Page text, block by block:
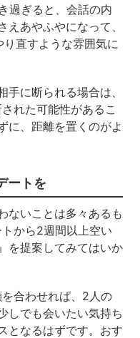
過ぎると、会話の内
あやふやになって、
直すような雰囲気に
に断られる場合は、
れた可能性があるこ
に、距離を置くのがよ
ートを
ないことは多々あるも
から2週間以上空い
を提案してみてはいか
合わせれば、2人の
しでも会いたい気持ち
となるはずです。おす